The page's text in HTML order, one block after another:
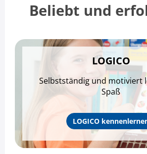
Beliebt und
LOGICO
Selbstständig und motiviert
Spaß
LOGICO